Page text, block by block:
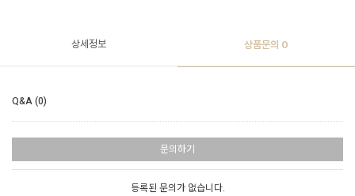
상세정보 상품문의 0
Q&A (0)
문의하기
등록된 문의가 없습니다.